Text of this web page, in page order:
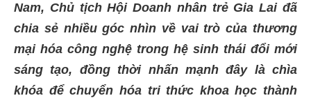
Nam, Chủ tịch Hội Doanh nhân trẻ Gia Lai đã
chia sẻ nhiều góc nhìn về vai trò của thương
mại hóa công nghệ trong hệ sinh thái đổi mới
sáng tạo, đồng thời nhấn mạnh đây là chìa
khóa để chuyển hóa tri thức khoa học thành